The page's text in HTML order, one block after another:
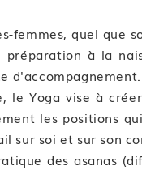
femmes, quel que
à la
d'accompagnement.
le Yoga vise à
les positions
sur soi et sur son
des asanas